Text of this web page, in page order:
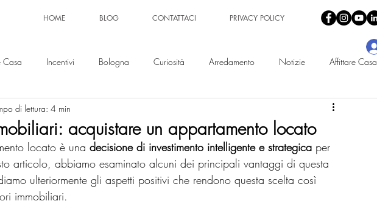
HOME BLOG CONTATTACI PRIVACY POLICY
Casa Incentivi Bologna Curiosità Arredamento Notizie Affittare Casa
acquistare un appartamento locato
di lettura: 4 min
locato è una decisione di investimento intelligente e strategica per
articolo, abbiamo esaminato alcuni dei principali vantaggi di questa
ulteriormente gli aspetti positivi che rendono questa scelta così
immobiliari.